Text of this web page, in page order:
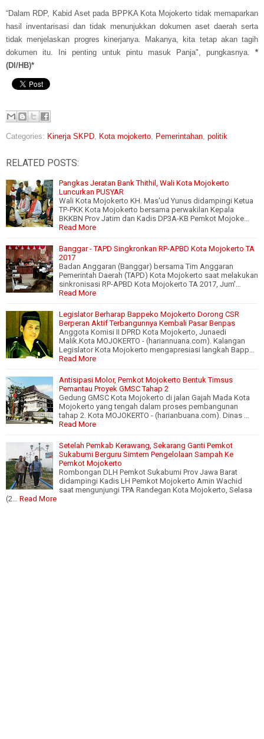
“Dalam RDP, KabidAset pada BPPKA Kota Mojokerto tidak memaparkan
hasil inventarisasi dan tidak menunjukkan dokumen aset daerah serta
tidak menjelaskan progres kinerjanya.
Makanya, kita tetap akan tagih
dokumen itu. Ini penting untuk pintu masuk Panja", pungkasnya. *
(DI/HB)*
Categories: Kinerja SKPD, Kota mojokerto, Pemerintahan, politik
RELATED POSTS:
Pangkas Jeratan Bank Thithil, Wali Kota Mojokerto
Luncurkan PUSYAR
Wali Kota Mojokerto KH. Mas'ud Yunus didampingi Ketua
TP-PKK Kota Mojokerto bersama perwakilan Kepala
BKKBN Prov Jatim dan Kadis DP3A-KB Pemkot Mojoke…
Read More
Banggar - TAPD Singkronkan RP-APBD Kota Mojokerto TA
2017
Badan Anggaran (Banggar) bersama Tim Anggaran
Pemerintah Daerah (TAPD) Kota Mojokerto saat melakukan
sinkronisasi RP-APBD Kota Mojokerto TA 2017, Jum'…
Read More
Legislator Berharap Bappeko Mojokerto Dorong CSR
Berperan Aktif Terbangunnya Kembali Pasar Benpas
Anggota Komisi II DPRD Kota Mojokerto, Junaedi
Malik.Kota MOJOKERTO - (hariannuana.com). Kalangan
Legislator Kota Mojokerto mengapresiasi langkah Bapp…
Read More
Antisipasi Molor, Pemkot Mojokerto Bentuk Timsus
Pemantau Proyek GMSC Tahap 2
Gedung GMSC Kota Mojokerto di jalan Gajah Mada Kota
Mojokerto yang tengah dalam proses pembangunan
tahap 2. Kota MOJOKERTO - (harianbuana.com). Dinas …
Read More
Setelah Pemkab Kerawang, Sekarang Ganti Pemkot
Sukabumi Berguru Simtem Pengelolaan Sampah Ke
Pemkot Mojokerto
Rombongan DLH Pemkot Sukabumi Prov Jawa Barat
didampingi Kadis LH Pemkot Mojokerto Amin Wachid
saat mengunjungi TPA Randegan Kota Mojokerto, Selasa
(2… Read More